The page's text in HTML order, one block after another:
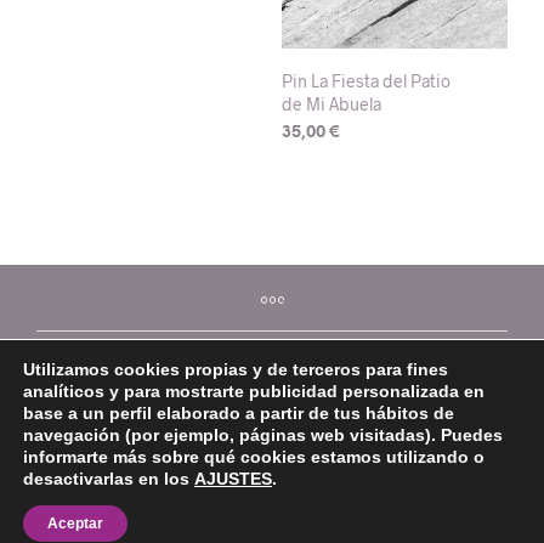
Pin La Fiesta del Patio
de Mi Abuela
35,00 €
©2026 Mi Platera
Utilizamos cookies propias y de terceros para fines
analíticos y para mostrarte publicidad personalizada en
base a un perfil elaborado a partir de tus hábitos de
navegación (por ejemplo, páginas web visitadas). Puedes
informarte más sobre qué cookies estamos utilizando o
desactivarlas en los AJUSTES.
Aceptar